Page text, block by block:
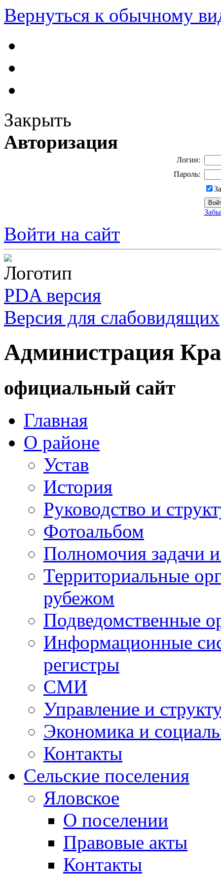
Вернуться к обычному
Закрыть
Авторизация
Логин:
Пароль:
Войти на сайт
PDA версия
Версия для слабовидящих
Администрация
официальный сайт
Главная
О районе
Устав
История
Руководство и
Фотоальбом
Полномочия задачи
Территориальные
рубежом
Подведомственные
Информационные
регистры
СМИ
Управление и
Экономика и
Контакты
Сельские поселения
Яловское
О поселении
Правовые акты
Контакты